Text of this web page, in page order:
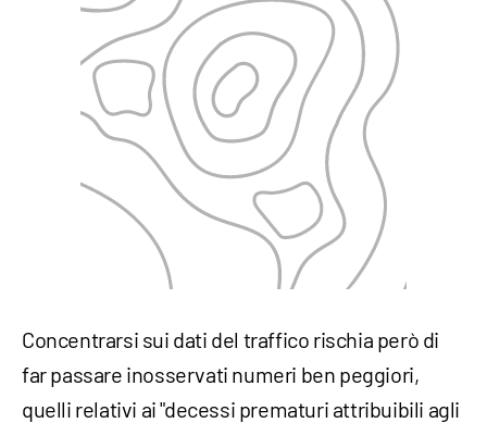
Concentrarsi sui dati del traffico rischia però di
far passare inosservati numeri ben peggiori,
quelli relativi ai "decessi prematuri attribuibili agli